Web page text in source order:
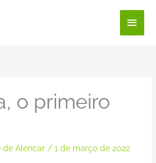
o primeiro
de Alencar /1 de março de 2022